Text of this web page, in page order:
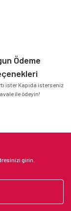
Ödeme
ister Kapıda isterseniz
ile ödeyin!